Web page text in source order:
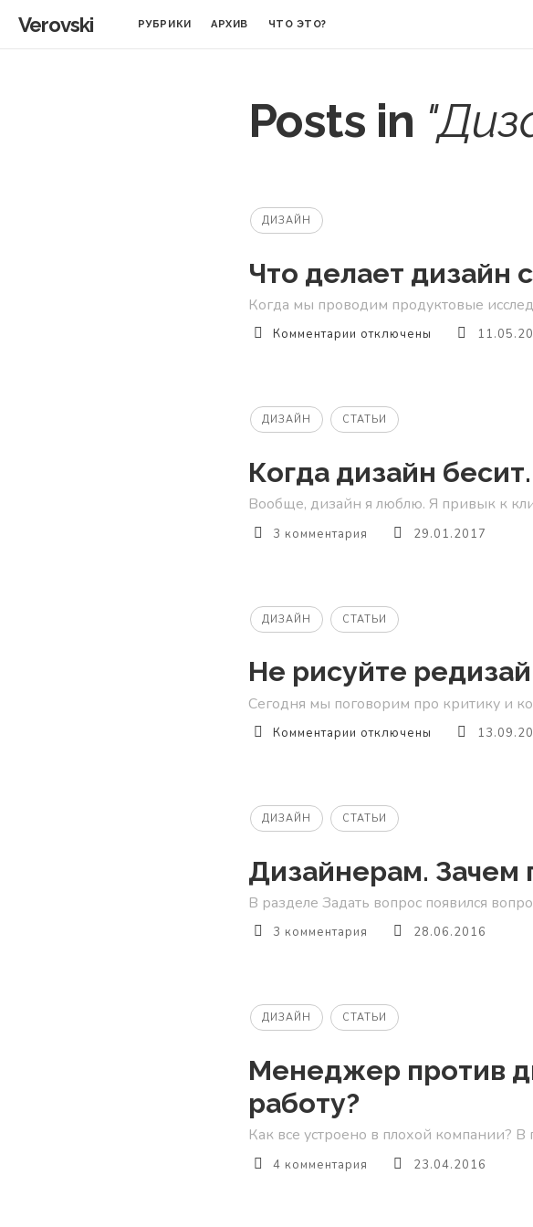
Verovski РУБРИКИ АРХИВ ЧТО ЭТО?
Posts in
ДИЗАЙН
Что делает дизайн
Когда мы проводим продуктовые
Комментарии к
дизайн
современным?
отключены
ДИЗАЙН СТАТЬИ
Когда дизайн
Вообще, дизайн я люблю. Я привык к
3 комментария 29.01.2017
ДИЗАЙН СТАТЬИ
Не рисуйте
Сегодня мы поговорим про критику и
Комментарии к
редизайн
отключены
ДИЗАЙН СТАТЬИ
Дизайнерам. Зачем
В разделе Задать вопрос появился
3 комментария 28.06.2016
ДИЗАЙН СТАТЬИ
Менеджер против
работу?
Как все устроено в плохой компании? В
4 комментария 23.04.2016